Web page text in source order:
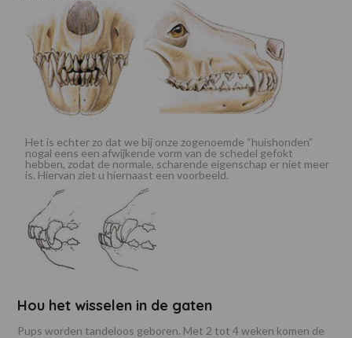
Het is echter zo dat we bij onze zogenoemde “huishonden”
nogal eens een afwijkende vorm van de schedel gefokt
hebben, zodat de normale, scharende eigenschap er niet meer
is. Hiervan ziet u hiernaast een voorbeeld.
Hou het wisselen in de gaten
Pups worden tandeloos geboren. Met 2 tot 4 weken komen de